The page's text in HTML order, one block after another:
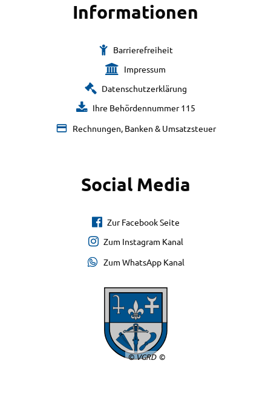
Informationen
Barrierefreiheit
Impressum
Datenschutzerklärung
Ihre Behördennummer 115
Rechnungen, Banken & Umsatzsteuer
Social Media
Zur Facebook Seite
Zum Instagram Kanal
Zum WhatsApp Kanal
© VGRD